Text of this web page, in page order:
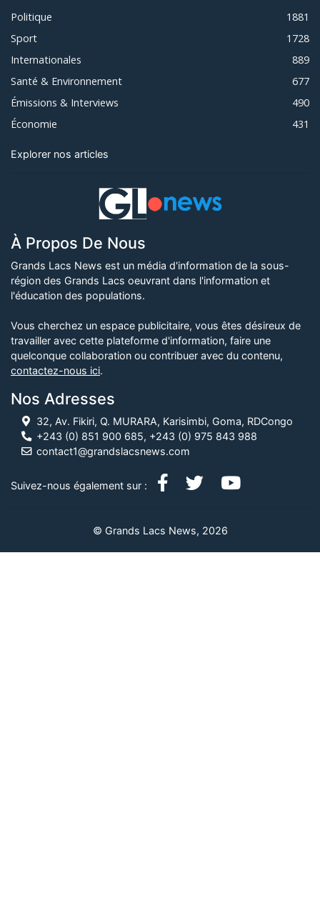
Politique
1881
Sport
1728
Internationales
889
Santé & Environnement
677
Émissions & Interviews
490
Économie
431
Explorer nos articles
À Propos De Nous
Grands Lacs News est un média d'information de la sous-
région des Grands Lacs oeuvrant dans l'information et
l'éducation des populations.
Vous cherchez un espace publicitaire, vous êtes désireux de
travailler avec cette plateforme d'information, faire une
quelconque collaboration ou contribuer avec du contenu,
contactez-nous ici.
Nos Adresses
32, Av. Fikiri, Q. MURARA, Karisimbi, Goma, RDCongo
+243 (0) 851 900 685, +243 (0) 975 843 988
contact1@grandslacsnews.com
Suivez-nous également sur :
© Grands Lacs News, 2026